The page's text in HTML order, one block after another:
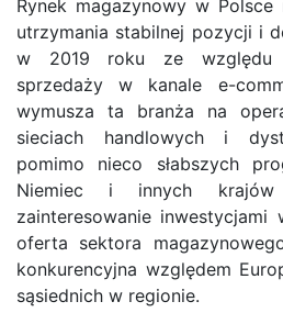
Rynek magazynowy w
utrzymania stabilnej pozycji i
w 2019 roku ze względu
sprzedaży w kanale e-
wymusza ta branża na
sieciach handlowych i
pomimo nieco słabszych
Niemiec i innych krajów
zainteresowanie inwestycjami
oferta sektora
konkurencyjna względem
sąsiednich w regionie.